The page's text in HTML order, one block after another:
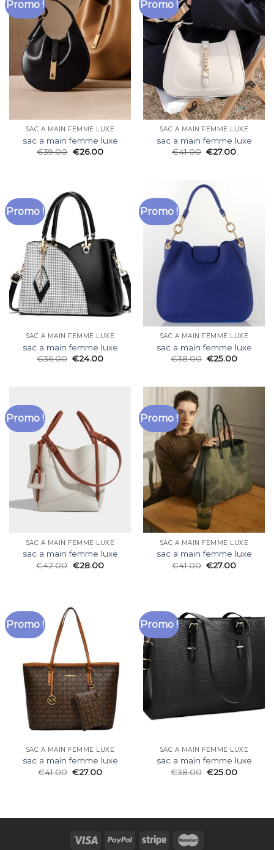
Promo !
SAC A MAIN FEMME LUXE
sac a main femme luxe
€39.00 €26.00
Promo !
SAC A MAIN FEMME LUXE
sac a main femme luxe
€41.00 €27.00
Promo !
SAC A MAIN FEMME LUXE
sac a main femme luxe
€36.00 €24.00
Promo !
SAC A MAIN FEMME LUXE
sac a main femme luxe
€38.00 €25.00
Promo !
SAC A MAIN FEMME LUXE
sac a main femme luxe
€42.00 €28.00
Promo !
SAC A MAIN FEMME LUXE
sac a main femme luxe
€41.00 €27.00
Promo !
SAC A MAIN FEMME LUXE
sac a main femme luxe
€41.00 €27.00
Promo !
SAC A MAIN FEMME LUXE
sac a main femme luxe
€38.00 €25.00